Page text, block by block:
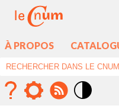
À PROPOS